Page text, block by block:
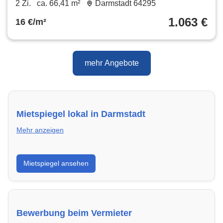
2 Zi. ca. 66,41 m² Darmstadt 64295
16 €/m² 1.063 €
mehr Angebote
Mietspiegel lokal in Darmstadt
Mehr anzeigen
Erhalte einen Überblick über die aktuellen Mietpreise
regional in Darmstadt. So weißt du genau, welche
Miete fair ist und wo sich ein Vergleich lohnt.
Mietspiegel ansehen
Bewerbung beim Vermieter